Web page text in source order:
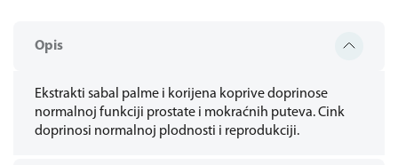
Opis
Ekstrakti sabal palme i korijena koprive doprinose
normalnoj funkciji prostate i mokraćnih puteva. Cink
doprinosi normalnoj plodnosti i reprodukciji.